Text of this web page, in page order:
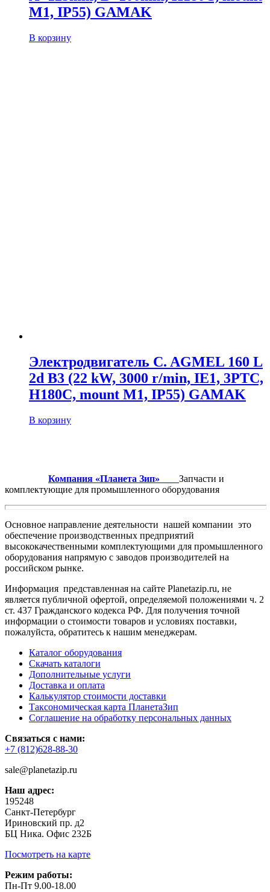
M1, IP55) GAMAK
В корзину
Электродвигатель C. AGMEL 160 L
2d B3 (22 kW, 3000 r/min, IE1, 3PTC,
H180C, mount M1, IP55) GAMAK
В корзину
Компания «Планета Зип» Запчасти и
комплектующие для промышленного оборудования
Основное направление деятельности нашей компании это
обеспечение производственных предприятий
высококачественными комплектующими для промышленного
оборудования напрямую с заводов производителей на
российском рынке.
Информация представленная на сайте Planetazip.ru, не
является публичной офертой, определяемой положениями ч. 2
ст. 437 Гражданского кодекса РФ. Для получения точной
информации о стоимости товаров и условиях поставки,
пожалуйста, обратитесь к нашим менеджерам.
Каталог оборудования
Скачать каталоги
Дополнительные услуги
Доставка и оплата
Калькулятор стоимости доставки
Таксономическая карта ПланетаЗип
Соглашение на обработку персональных данных
Связаться с нами:
+7 (812)628-88-30
sale@planetazip.ru
Наш адрес:
195248
Санкт-Петербург
Ириновский пр. д2
БЦ Ника. Офис 232Б
Посмотреть на карте
Режим работы:
Пн-Пт 9.00-18.00